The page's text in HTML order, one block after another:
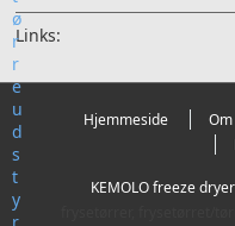
Links:
Hjemmeside Om
KEMOLO freeze